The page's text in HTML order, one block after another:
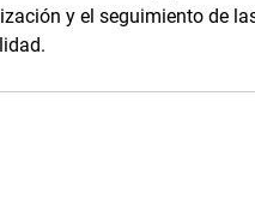
y el seguimiento de